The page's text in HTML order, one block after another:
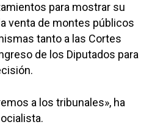
para mostrar su
venta de montes públicos
tanto a las Cortes
de los Diputados para
a los tribunales», ha